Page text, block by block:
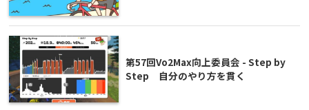
第57回Vo2Max向上委員会 - Step by
Step 自分のやり方を貫く